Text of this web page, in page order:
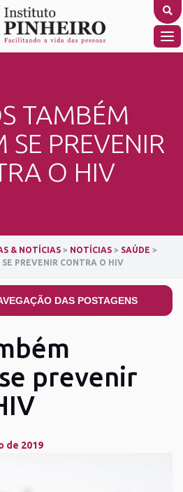
TAMBÉM
SE PREVENIR
O HIV
& NOTÍCIAS > NOTÍCIAS > SAÚDE >
PREVENIR CONTRA O HIV
DAS POSTAGENS
prevenir
de 2019